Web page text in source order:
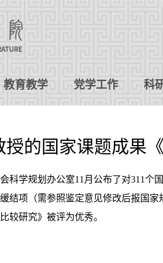
教育教学 党学工作 科
授的国家课题成果
科学规划办公室11月公布了对311个
结项（需参照鉴定意见修改后报国
较研究》被评为优秀。